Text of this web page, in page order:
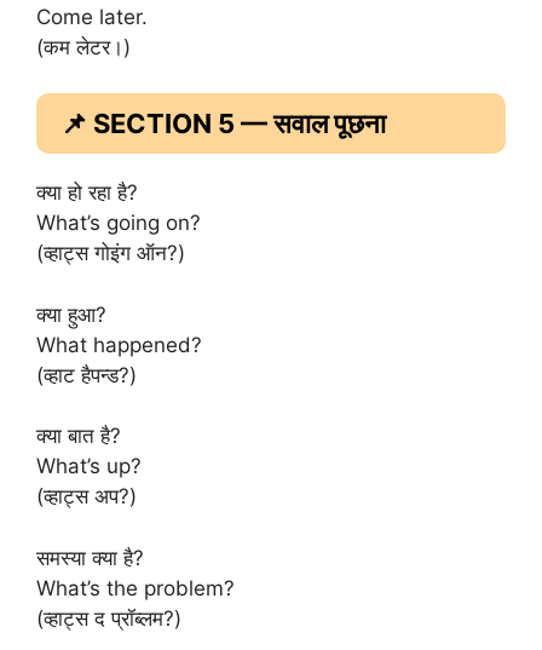
Come later.
(कम लेटर।)
📌 SECTION 5 — सवाल पूछना
क्या हो रहा है?
What’s going on?
(व्हाट्स गोइंग ऑन?)
क्या हुआ?
What happened?
(व्हाट हैपन्ड?)
क्या बात है?
What’s up?
(व्हाट्स अप?)
समस्या क्या है?
What’s the problem?
(व्हाट्स द प्रॉब्लम?)